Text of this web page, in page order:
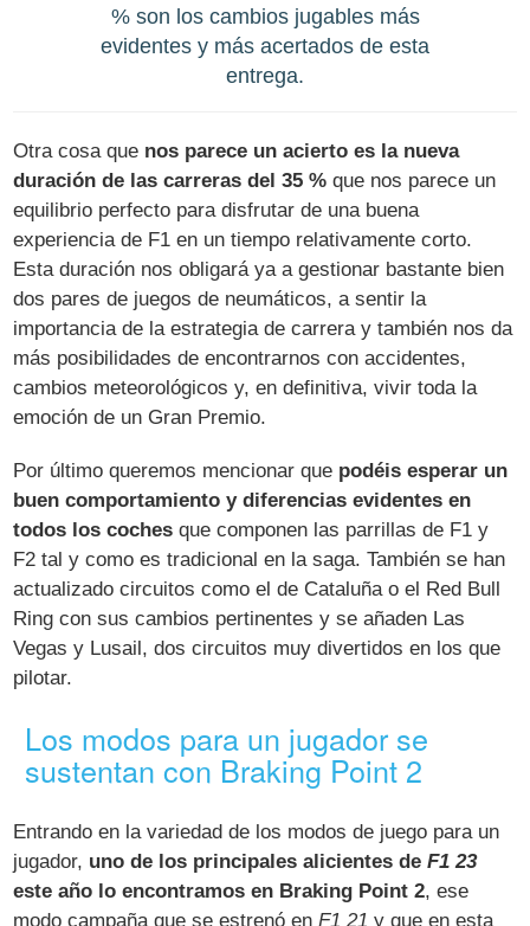
% son los cambios jugables más
evidentes y más acertados de esta
entrega.
Otra cosa que nos parece un acierto es la nueva
duración de las carreras del 35 % que nos parece un
equilibrio perfecto para disfrutar de una buena
experiencia de F1 en un tiempo relativamente corto.
Esta duración nos obligará ya a gestionar bastante bien
dos pares de juegos de neumáticos, a sentir la
importancia de la estrategia de carrera y también nos da
más posibilidades de encontrarnos con accidentes,
cambios meteorológicos y, en definitiva, vivir toda la
emoción de un Gran Premio.
Por último queremos mencionar que podéis esperar un
buen comportamiento y diferencias evidentes en
todos los coches que componen las parrillas de F1 y
F2 tal y como es tradicional en la saga. También se han
actualizado circuitos como el de Cataluña o el Red Bull
Ring con sus cambios pertinentes y se añaden Las
Vegas y Lusail, dos circuitos muy divertidos en los que
pilotar.
Los modos para un jugador se
sustentan con Braking Point 2
Entrando en la variedad de los modos de juego para un
jugador, uno de los principales alicientes deF1 23
este año lo encontramos en Braking Point 2, ese
modo campaña que se estrenó enF1 21 y que en esta